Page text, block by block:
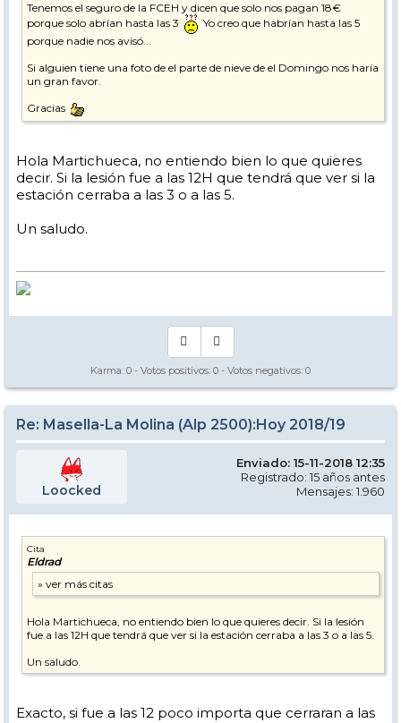
Tenemos el seguro de la FCEH y dicen que solo nos pagan 18€
porque solo abrían hasta las 3
Yo creo que habrían hasta las 5
porque nadie nos avisó...
Si alguien tiene una foto de el parte de nieve de el Domingo nos haría
un gran favor.
Gracias
Hola Martichueca, no entiendo bien lo que quieres
decir. Si la lesión fue a las 12H que tendrá que ver si la
estación cerraba a las 3 o a las 5.
Un saludo.
Karma: 0 - Votos positivos: 0 - Votos negativos: 0
Re: Masella-La Molina (Alp 2500):Hoy 2018/19
Loocked
Enviado: 15-11-2018 12:35
Registrado: 15 años antes
Mensajes: 1.960
Cita
Eldrad
Hola Martichueca, no entiendo bien lo que quieres decir. Si la lesión
fue a las 12H que tendrá que ver si la estación cerraba a las 3 o a las 5.
Un saludo.
Exacto, si fue a las 12 poco importa que cerraran a las